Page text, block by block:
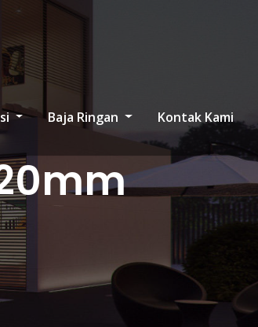
Baja Ringan Kontak Kami